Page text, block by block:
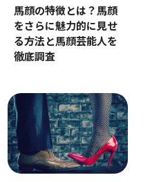
馬顔の特徴とは？馬顔
をさらに魅力的に見せ
る方法と馬顔芸能人を
徹底調査